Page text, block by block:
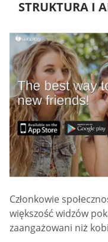
STRUKTURA I
Członkowie
większość widzów
zaangażowani niż